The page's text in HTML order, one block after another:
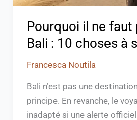
Pourquoi il ne faut
Bali : 10 choses à
Francesca Noutila
Bali n’est pas une
principe. En revanche, le
inadapté si une alerte
10
choses
à
savoir